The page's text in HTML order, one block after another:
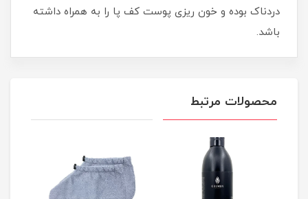
دردناک بوده و خون ریزی پوست کف پا را به همراه داشته
باشد.
محصولات مرتبط